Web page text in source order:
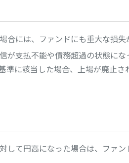
には、ファンドにも重大な損失
支払不能や債務超過の状態に
に該当した場合、上場が廃止さ
て円高になった場合は、ファン